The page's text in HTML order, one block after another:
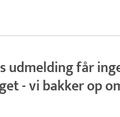
udmelding får
- vi bakker op